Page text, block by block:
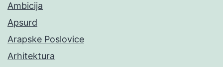
Ambicija
Apsurd
Arapske Poslovice
Arhitektura